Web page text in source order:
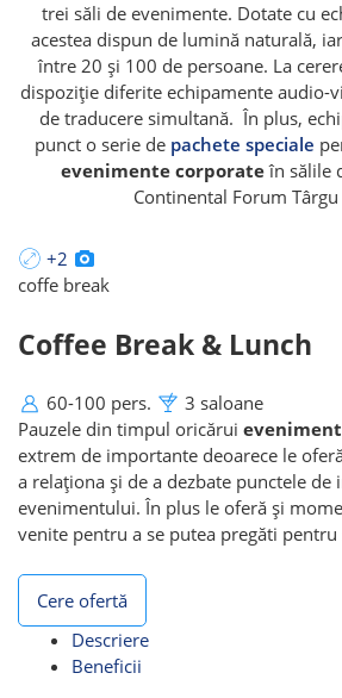
trei săli de evenimente. Dotate cu
acestea dispun de lumină naturală,
între 20 și 100 de persoane. La
dispoziție diferite echipamente audio-
de traducere simultană. În plus,
punct o serie de pachete speciale
evenimente corporateîn sălile
Continental Forum
+2
coffe break
Coffee Break & Lunch
60-100 pers.
3 saloane
Pauzele din timpul oricărui
extrem de importante deoarece le
a relaționa și de a dezbate punctele de
evenimentului. În plus le oferă și
venite pentru a se putea pregăti
Cere ofertă
Descriere
Beneficii